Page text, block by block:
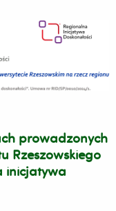
prowadzonych
Rzeszowskiego
inicjatywa